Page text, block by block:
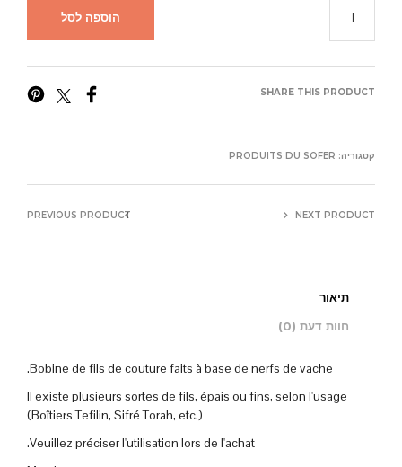
הוספה לסל
SHARE THIS PRODUCT
קטגוריה: PRODUITS DU SOFER
PREVIOUS PRODUCT NEXT PRODUCT
תיאור
חוות דעת (0)
Bobine de fils de couture faits à base de nerfs de vache.
Il existe plusieurs sortes de fils, épais ou fins, selon l'usage
(Boîtiers Tefilin, Sifré Torah, etc.)
Veuillez préciser l'utilisation lors de l'achat.